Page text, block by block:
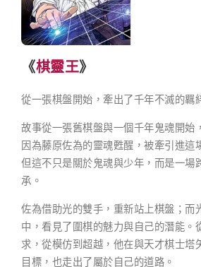
《棋靈王》
從一張棋盤開始，牽出了千年不滅的羈
故事從一張舊棋盤與一個千年鬼魂開始
因為藤原佐為的靈魂甦醒，被牽引進這
但這不只是關於鬼魂與少年，而是一場
承。
佐為借助光的雙手，重新站上棋盤；而
中，看見了圍棋的魅力與自己的潛能。
求，從模仿到超越，他在與天才棋士塔
目標，也走出了屬於自己的道路。